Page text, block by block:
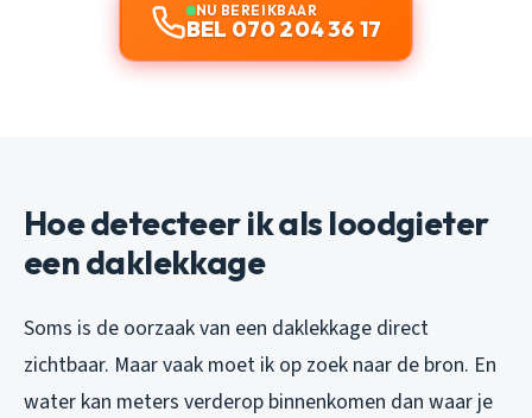
NU BEREIKBAAR
BEL 070 204 36 17
Hoe detecteer ik als loodgieter
een daklekkage
Soms is de oorzaak van een daklekkage direct
zichtbaar. Maar vaak moet ik op zoek naar de bron. En
water kan meters verderop binnenkomen dan waar je